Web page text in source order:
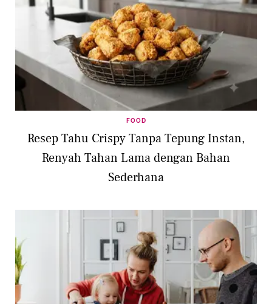
FOOD
Resep Tahu Crispy Tanpa Tepung Instan,
Renyah Tahan Lama dengan Bahan
Sederhana